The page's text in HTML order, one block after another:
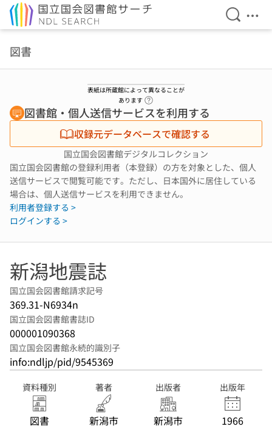
検索を
メ
図書
表紙は所蔵館によって異なることが
あります
図書館・個人送信サービスを利用する
収録元データベースで確認する
国立国会図書館デジタルコレクション
国立国会図書館の登録利用者（本登録）の方を対象とした、個人
送信サービスで閲覧可能です。ただし、日本国外に居住している
場合は、個人送信サービスを利用できません。
利用者登録する >
ログインする >
新潟地震誌
国立国会図書館請求記号
369.31-N6934n
国立国会図書館書誌ID
000001090368
国立国会図書館永続的識別子
info:ndljp/pid/9545369
資料種別
図書
著者
新潟市
出版者
新潟市
出版年
1966